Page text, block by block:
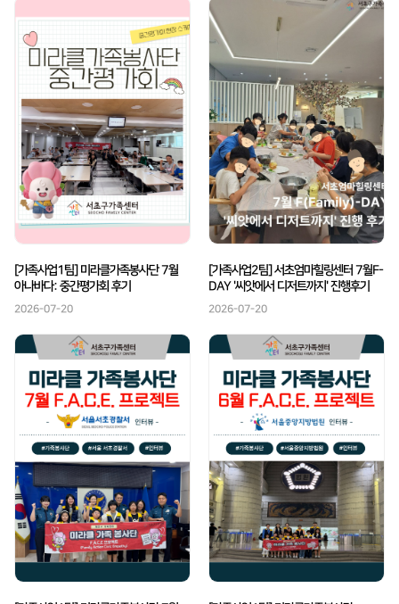
[가족사업1팀] 미라클가족봉사단 7월
아나바다: 중간평가회 후기
2026-07-20
[가족사업2팀] 서초엄마힐링센터 7월F-
DAY '씨앗에서 디저트까지' 진행후기
2026-07-20